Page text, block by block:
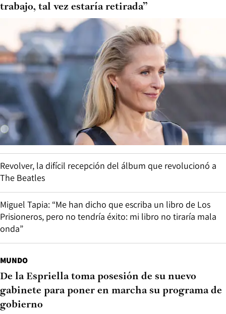
trabajo, tal vez estaría retirada”
Revolver, la difícil recepción del álbum que revolucionó a
The Beatles
Miguel Tapia: “Me han dicho que escriba un libro de Los
Prisioneros, pero no tendría éxito: mi libro no tiraría mala
onda”
MUNDO
De la Espriella toma posesión de su nuevo
gabinete para poner en marcha su programa de
gobierno